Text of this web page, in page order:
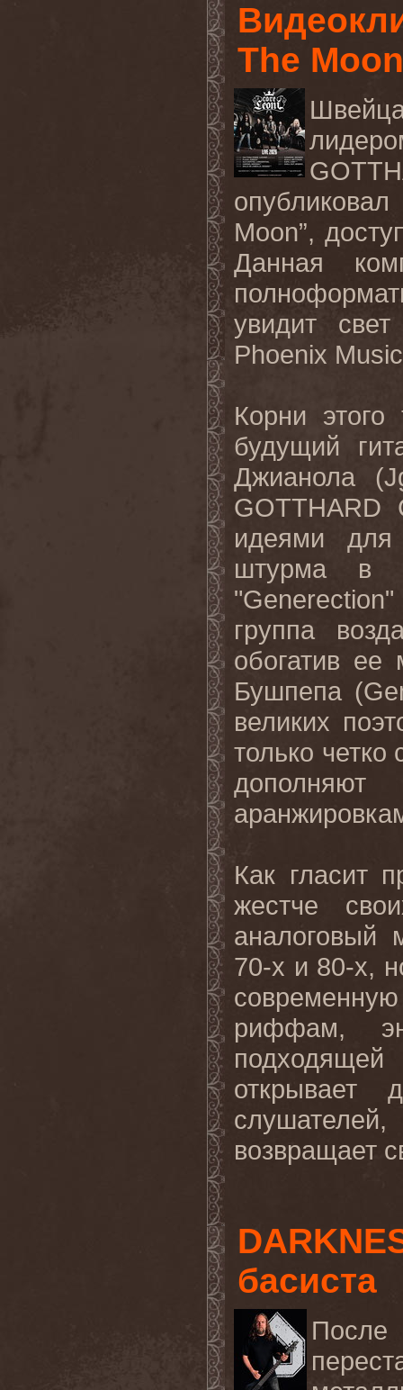
The
Moon”,
Данная
увидит
Phoenix
Корни
будущий
Джианола
идеями для
штурма в
группа
обогатив
Бушпепа
великих
только
Как гласит
жестче
аналоговый
70-х и 80-х,
риффам,
возвращает
басиста
После